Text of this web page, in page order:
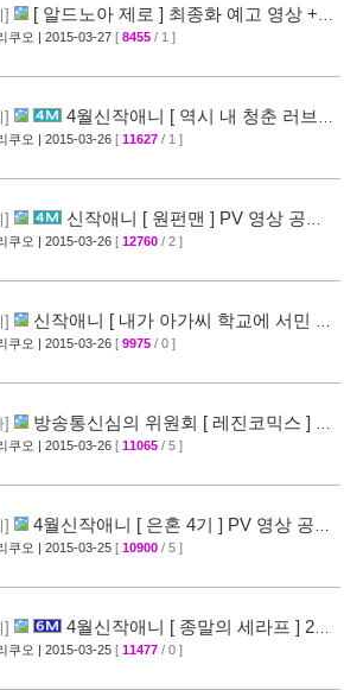
]
[ 알드노아 제로 ] 최종화 예고 영상 +
신작 발매 정보 [40]
쿠오 | 2015-03-27 [ 8455 / 1 ]
]
4월신작애니 [ 역시 내 청춘 러브코
잘못됐다 속 ] 2차 PV 영상 공개
쿠오 | 2015-03-26 [ 11627 / 1 ]
]
신작애니 [ 원펀맨 ] PV 영상 공개 (
) [49]
쿠오 | 2015-03-26 [ 12760 / 2 ]
]
신작애니 [ 내가 아가씨 학교에 서민 샘
겟츠당한 사건 ] 티저 영상 공개
쿠오 | 2015-03-26 [ 9975 / 0 ]
]
방송통신심의 위원회 [ 레진코믹스 ] 접
단 보류 소식 [51]
쿠오 | 2015-03-26 [ 11065 / 5 ]
]
4월신작애니 [ 은혼 4기 ] PV 영상 공
쿠오 | 2015-03-25 [ 10900 / 5 ]
]
4월신작애니 [ 종말의 세라프 ] 2차
상 공개 [32]
쿠오 | 2015-03-25 [ 11477 / 0 ]